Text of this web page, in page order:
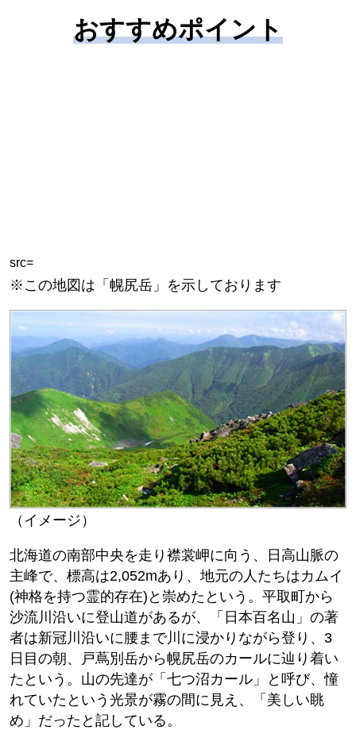
おすすめポイント
src=
※この地図は「幌尻岳」を示しております
（イメージ）
北海道の南部中央を走り襟裳岬に向う、日高山脈の
主峰で、標高は2,052mあり、地元の人たちはカムイ
(神格を持つ霊的存在)と崇めたという。平取町から
沙流川沿いに登山道があるが、「日本百名山」の著
者は新冠川沿いに腰まで川に浸かりながら登り、3
日目の朝、戸蔦別岳から幌尻岳のカールに辿り着い
たという。山の先達が「七つ沼カール」と呼び、憧
れていたという光景が霧の間に見え、「美しい眺
め」だったと記している。